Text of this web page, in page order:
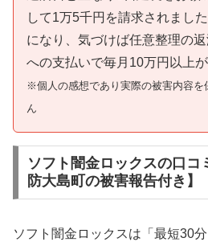
して1万5千円を請求されまし
になり、気づけば任意整理の
への支払いで毎月10万円以上
※個人の感想であり実際の被害内容を
ん
ソフト闇金ロックスの口コ
防大島町の被害報告付き】
ソフト闇金ロックスは「最短30